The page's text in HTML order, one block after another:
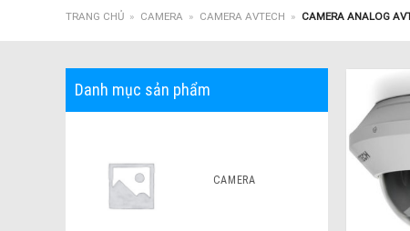
TRANG CHỦ » CAMERA » CAMERA AVTECH » CAMERA ANALOG
Danh mục sản phẩm
CAMERA